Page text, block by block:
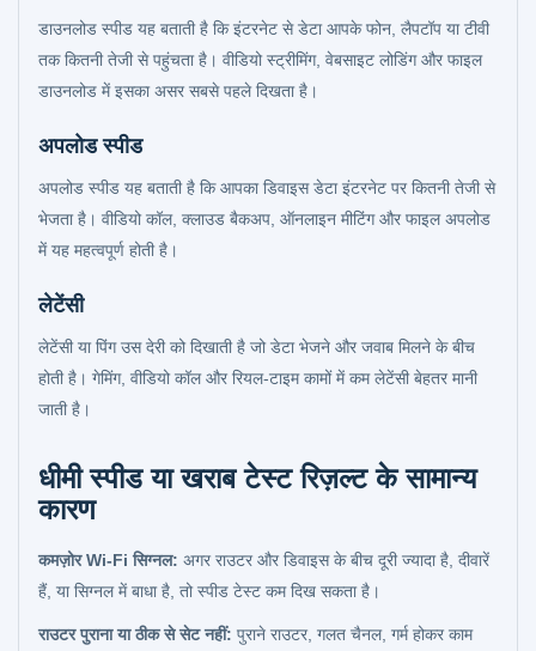
डाउनलोड स्पीड यह बताती है कि इंटरनेट से डेटा आपके फोन, लैपटॉप या टीवी
तक कितनी तेजी से पहुंचता है। वीडियो स्ट्रीमिंग, वेबसाइट लोडिंग और फाइल
डाउनलोड में इसका असर सबसे पहले दिखता है।
अपलोड स्पीड
अपलोड स्पीड यह बताती है कि आपका डिवाइस डेटा इंटरनेट पर कितनी तेजी से
भेजता है। वीडियो कॉल, क्लाउड बैकअप, ऑनलाइन मीटिंग और फाइल अपलोड
में यह महत्वपूर्ण होती है।
लेटेंसी
लेटेंसी या पिंग उस देरी को दिखाती है जो डेटा भेजने और जवाब मिलने के बीच
होती है। गेमिंग, वीडियो कॉल और रियल-टाइम कामों में कम लेटेंसी बेहतर मानी
जाती है।
धीमी स्पीड या खराब टेस्ट रिज़ल्ट के सामान्य
कारण
कमज़ोर Wi-Fi सिग्नल: अगर राउटर और डिवाइस के बीच दूरी ज्यादा है, दीवारें
हैं, या सिग्नल में बाधा है, तो स्पीड टेस्ट कम दिख सकता है।
राउटर पुराना या ठीक से सेट नहीं: पुराने राउटर, गलत चैनल, गर्म होकर काम